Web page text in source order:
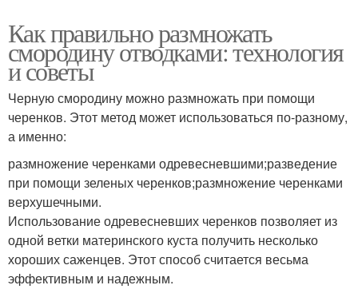
Как правильно размножать
смородину отводками: технология
и советы
Черную смородину можно размножать при помощи
черенков. Этот метод может использоваться по-разному,
а именно:
размножение черенками одревесневшими;разведение
при помощи зеленых черенков;размножение черенками
верхушечными.
Использование одревесневших черенков позволяет из
одной ветки материнского куста получить несколько
хороших саженцев. Этот способ считается весьма
эффективным и надежным.